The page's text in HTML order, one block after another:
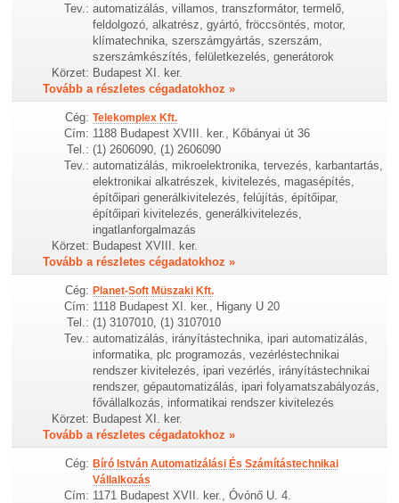
Tev.: automatizálás, villamos, transzformátor, termelő,
feldolgozó, alkatrész, gyártó, fröccsöntés, motor,
klímatechnika, szerszámgyártás, szerszám,
szerszámkészítés, felületkezelés, generátorok
Körzet: Budapest XI. ker.
Tovább a részletes cégadatokhoz »
Cég: Telekomplex Kft.
Cím: 1188 Budapest XVIII. ker., Kőbányai út 36
Tel.: (1) 2606090, (1) 2606090
Tev.: automatizálás, mikroelektronika, tervezés, karbantartás,
elektronikai alkatrészek, kivitelezés, magasépítés,
építőipari generálkivitelezés, felújítás, építőipar,
építőipari kivitelezés, generálkivitelezés,
ingatlanforgalmazás
Körzet: Budapest XVIII. ker.
Tovább a részletes cégadatokhoz »
Cég: Planet-Soft Müszaki Kft.
Cím: 1118 Budapest XI. ker., Higany U 20
Tel.: (1) 3107010, (1) 3107010
Tev.: automatizálás, irányítástechnika, ipari automatizálás,
informatika, plc programozás, vezérléstechnikai
rendszer kivitelezés, ipari vezérlés, irányítástechnikai
rendszer, gépautomatizálás, ipari folyamatszabályozás,
fővállalkozás, informatikai rendszer kivitelezés
Körzet: Budapest XI. ker.
Tovább a részletes cégadatokhoz »
Cég: Bíró István Automatizálási És Számítástechnikai
Vállalkozás
Cím: 1171 Budapest XVII. ker., Óvónő U. 4.